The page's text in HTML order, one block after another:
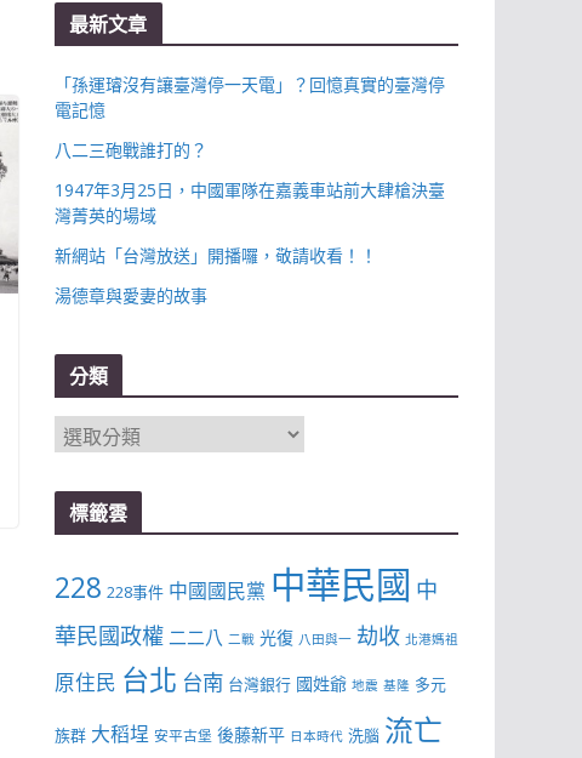
最新文章
「孫運璿沒有讓臺灣停一天電」？回憶真實的臺灣停
電記憶
八二三砲戰誰打的？
1947年3月25日，中國軍隊在嘉義車站前大肆槍決臺
灣菁英的場域
新網站「台灣放送」開播囉，敬請收看！！
湯德章與愛妻的故事
分類
分
類
標籤雲
228 228事件 中國國民黨 中華民國 中
華民國政權 二二八 二戰 光復 八田與一 劫收 北港媽祖
原住民 台北 台南 台灣銀行 國姓爺 地震 基隆 多元
族群 大稻埕 安平古堡 後藤新平 日本時代 洗腦 流亡